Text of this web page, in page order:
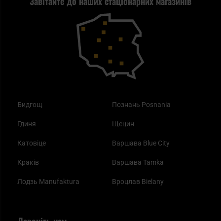
Бидгощ
Гдиня
Катовіце
Краків
Лодзь Manufaktura
Познань Posnania
Щецин
Варшава Blue City
Варшава Tamka
Вроцлав Bielany
Повернення товару
Як працює маска від смогу?
Найкращі спальні мішки на осінь